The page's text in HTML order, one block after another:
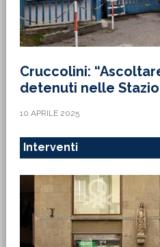
Cruccolini:
detenuti nelle
10 APRILE 2025
Interventi